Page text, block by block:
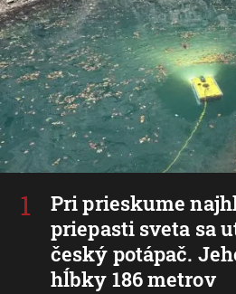
Pri prieskume
priepasti sveta sa
český potápač.
hĺbky 186 metrov